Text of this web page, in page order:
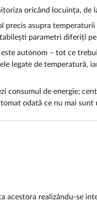
oricând locuința, de
precis asupra
parametri diferiți
autonom – tot ce
legate de temperatură,
consumul de energie;
odată ce nu mai sunt
acestora realizându-se